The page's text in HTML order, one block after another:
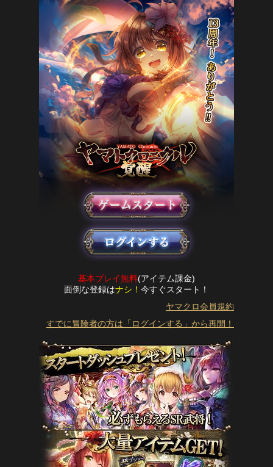
基本プレイ無料(アイテム課金)
面倒な登録はナシ！ 今すぐスタート！
ヤマクロ会員規約
すでに冒険者の方は「ログインする」から再開！